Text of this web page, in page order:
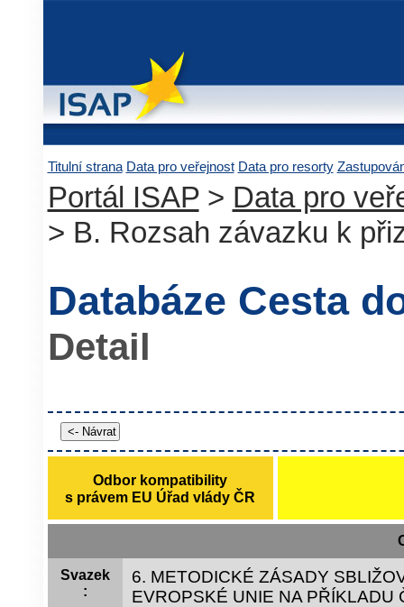
Titulní strana Data pro veřejnost Data pro resorty
Portál ISAP> Data pro
> B. Rozsah závazku k
Databáze Cesta
Detail
Odbor kompatibility
s právem EU Úřad vlády ČR
Svazek
:
6. METODICKÉ ZÁSADY
EVROPSKÉ UNIE NA PŘÍKLADU